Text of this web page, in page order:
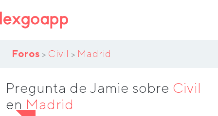
Foros > Civil > Madrid
Pregunta de Jamie sobre Civil
en Madrid